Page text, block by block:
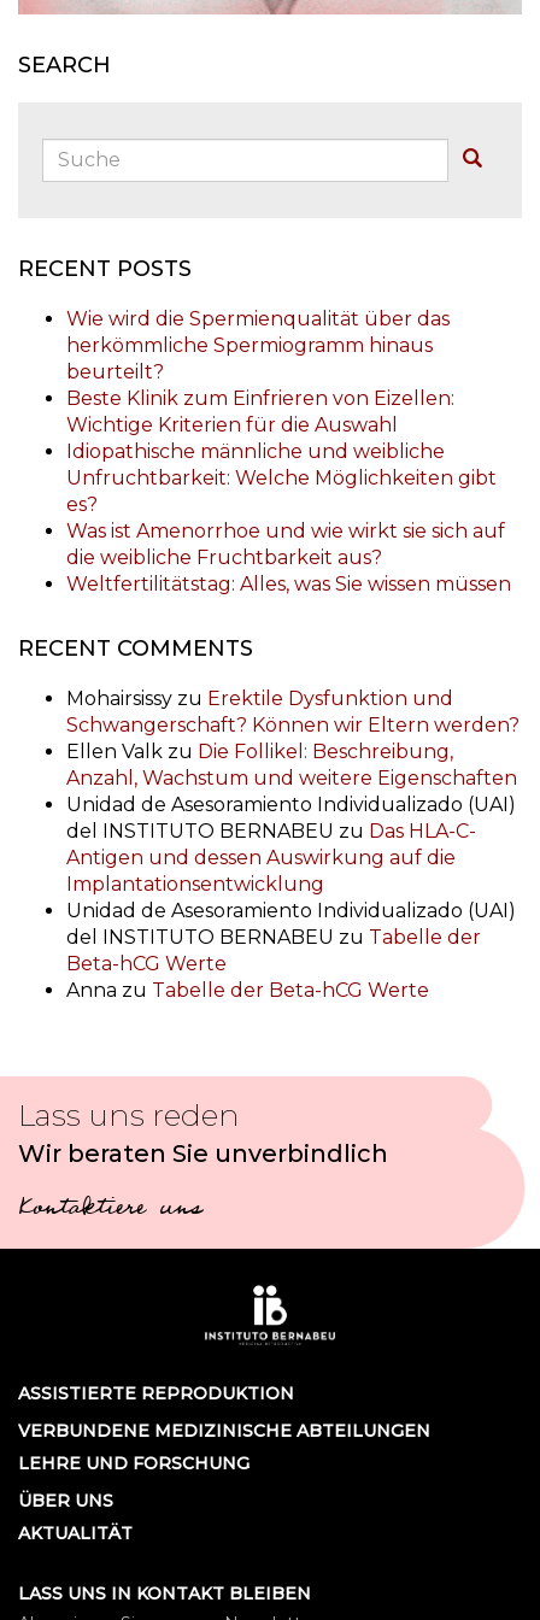
SEARCH
Suche:
RECENT POSTS
Wie wird die Spermienqualität über das
herkömmliche Spermiogramm hinaus
beurteilt?
Beste Klinik zum Einfrieren von Eizellen:
Wichtige Kriterien für die Auswahl
Idiopathische männliche und weibliche
Unfruchtbarkeit: Welche Möglichkeiten gibt
es?
Was ist Amenorrhoe und wie wirkt sie sich auf
die weibliche Fruchtbarkeit aus?
Weltfertilitätstag: Alles, was Sie wissen müssen
RECENT COMMENTS
Mohairsissy zu Erektile Dysfunktion und
Schwangerschaft? Können wir Eltern werden?
Ellen Valk zu Die Follikel: Beschreibung,
Anzahl, Wachstum und weitere Eigenschaften
Unidad de Asesoramiento Individualizado (UAI)
del INSTITUTO BERNABEU zu Das HLA-C-
Antigen und dessen Auswirkung auf die
Implantationsentwicklung
Unidad de Asesoramiento Individualizado (UAI)
del INSTITUTO BERNABEU zu Tabelle der
Beta-hCG Werte
Anna zu Tabelle der Beta-hCG Werte
Lass uns reden
Wir beraten Sie unverbindlich
Kontaktiere uns
ASSISTIERTE REPRODUKTION
VERBUNDENE MEDIZINISCHE ABTEILUNGEN
LEHRE UND FORSCHUNG
ÜBER UNS
AKTUALITÄT
LASS UNS IN KONTAKT BLEIBEN